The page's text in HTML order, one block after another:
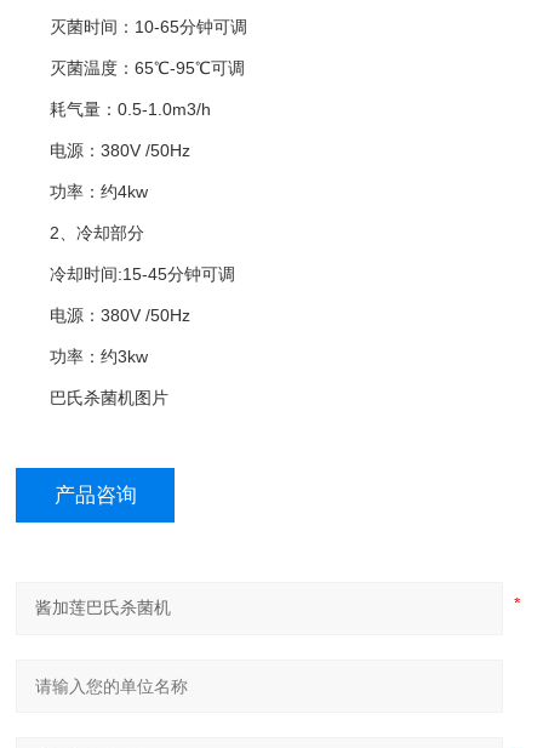
灭菌时间：10-65分钟可调
灭菌温度：65℃-95℃可调
耗气量：0.5-1.0m3/h
电源：380V /50Hz
功率：约4kw
2、冷却部分
冷却时间:15-45分钟可调
电源：380V /50Hz
功率：约3kw
巴氏杀菌机图片
产品咨询